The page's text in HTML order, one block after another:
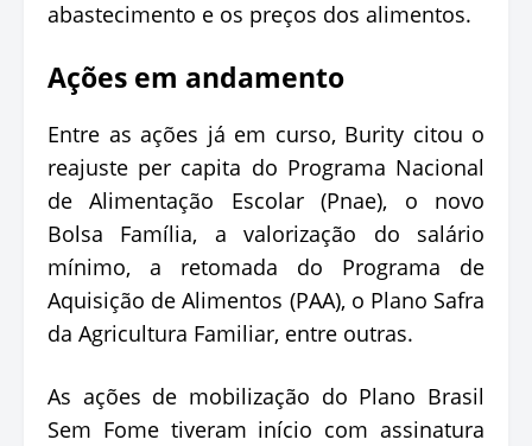
abastecimento e os preços dos alimentos.
Ações em andamento
Entre as ações já em curso, Burity citou o
reajuste per capita do Programa Nacional
de Alimentação Escolar (Pnae), o novo
Bolsa Família, a valorização do salário
mínimo, a retomada do Programa de
Aquisição de Alimentos (PAA), o Plano Safra
da Agricultura Familiar, entre outras.
As ações de mobilização do Plano Brasil
Sem Fome tiveram início com assinatura